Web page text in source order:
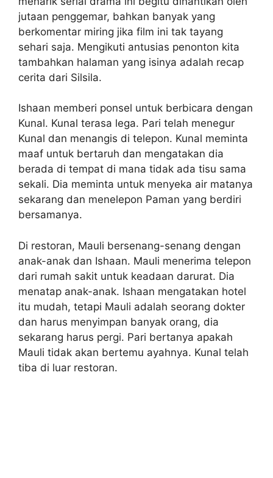
jutaan penggemar, bahkan banyak yang
berkomentar miring jika film ini tak tayang
sehari saja. Mengikuti antusias penonton kita
tambahkan halaman yang isinya adalah recap
cerita dari Silsila.
Ishaan memberi ponsel untuk berbicara dengan
Kunal. Kunal terasa lega. Pari telah menegur
Kunal dan menangis di telepon. Kunal meminta
maaf untuk bertaruh dan mengatakan dia
berada di tempat di mana tidak ada tisu sama
sekali. Dia meminta untuk menyeka air matanya
sekarang dan menelepon Paman yang berdiri
bersamanya.
Di restoran, Mauli bersenang-senang dengan
anak-anak dan Ishaan. Mauli menerima telepon
dari rumah sakit untuk keadaan darurat. Dia
menatap anak-anak. Ishaan mengatakan hotel
itu mudah, tetapi Mauli adalah seorang dokter
dan harus menyimpan banyak orang, dia
sekarang harus pergi. Pari bertanya apakah
Mauli tidak akan bertemu ayahnya. Kunal telah
tiba di luar restoran.